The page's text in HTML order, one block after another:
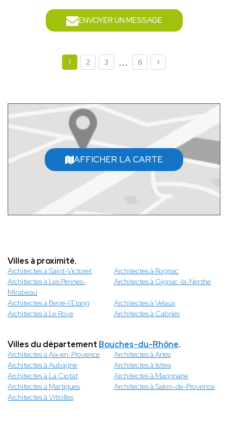
ENVOYER UN MESSAGE
1 2 3 ... 6
AFFICHER LA CARTE
Villes à proximité.
Architectes à Saint-Victoret
Architectes à Rognac
Architectes à Les Pennes-
Mirabeau
Architectes à Gignac-la-Nerthe
Architectes à Berre-l'Etang
Architectes à Velaux
Architectes à Le Rove
Architectes à Cabries
Villes du département Bouches-du-Rhône.
Architectes à Aix-en-Provence
Architectes à Arles
Architectes à Aubagne
Architectes à Istres
Architectes à La Ciotat
Architectes à Marignane
Architectes à Martigues
Architectes à Salon-de-Provence
Architectes à Vitrolles